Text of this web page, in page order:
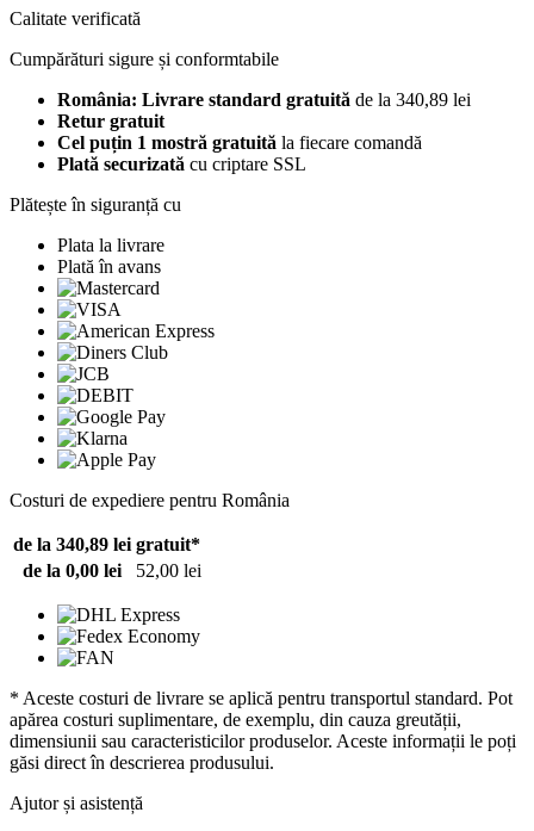
Calitate verificată
Cumpărături sigure și conformtabile
România: Livrare standard gratuită de la 340,89 lei
Retur gratuit
Cel puțin 1 mostră gratuită la fiecare comandă
Plată securizată cu criptare SSL
Plătește în siguranță cu
Plata la livrare
Plată în avans
Costuri de expediere pentru România
de la 340,89 lei gratuit*
de la 0,00 lei
52,00 lei
* Aceste costuri de livrare se aplică pentru transportul standard. Pot
apărea costuri suplimentare, de exemplu, din cauza greutății,
dimensiunii sau caracteristicilor produselor. Aceste informații le poți
găsi direct în descrierea produsului.
Ajutor și asistență